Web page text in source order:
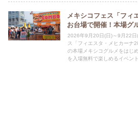
メキシコフェス「フィ
お台場で開催！本場グ
2026年9月20日(日)～9月22日
ス「フィエスタ・メヒカーナ
の本場メキシコグルメをはじ
を入場無料で楽しめるイベント